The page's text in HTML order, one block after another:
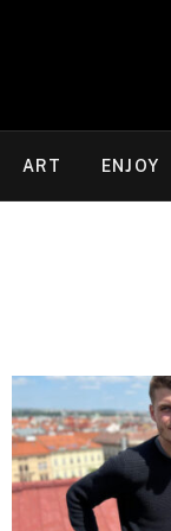
ART ENJOY